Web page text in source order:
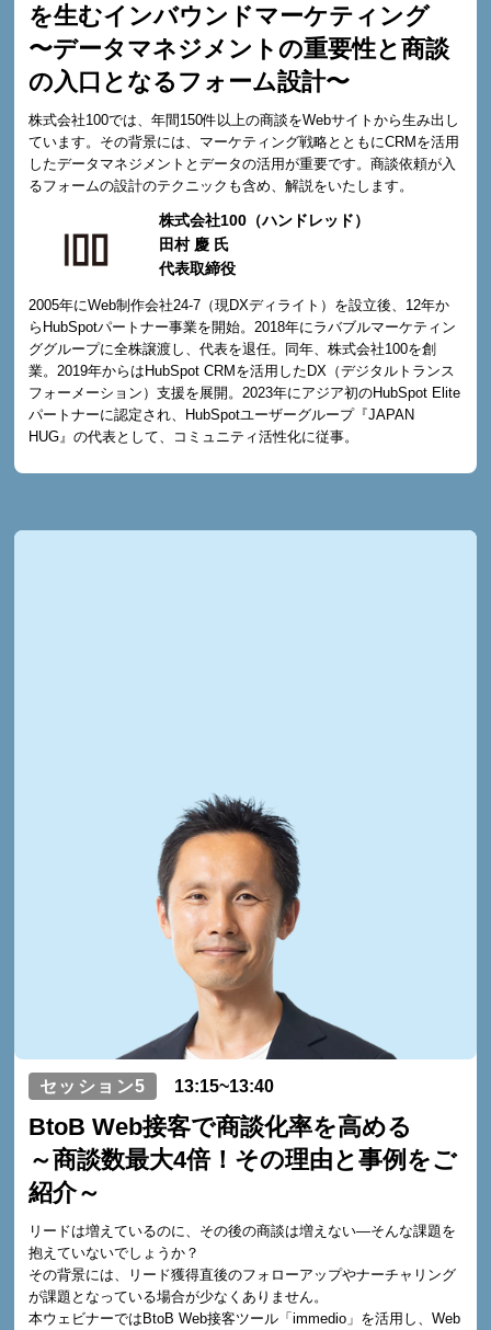
を生むインバウンドマーケティング
〜データマネジメントの重要性と商談
の入口となるフォーム設計〜
株式会社100では、年間150件以上の商談をWebサイトから生み出し
ています。その背景には、マーケティング戦略とともにCRMを活用
したデータマネジメントとデータの活用が重要です。商談依頼が入
るフォームの設計のテクニックも含め、解説をいたします。
株式会社100（ハンドレッド）
田村 慶 氏
代表取締役
2005年にWeb制作会社24-7（現DXディライト）を設立後、12年か
らHubSpotパートナー事業を開始。2018年にラバブルマーケティン
ググループに全株譲渡し、代表を退任。同年、株式会社100を創
業。2019年からはHubSpot CRMを活用したDX（デジタルトランス
フォーメーション）支援を展開。2023年にアジア初のHubSpot Elite
パートナーに認定され、HubSpotユーザーグループ『JAPAN
HUG』の代表として、コミュニティ活性化に従事。
セッション5 13:15~13:40
BtoB Web接客で商談化率を高める
～商談数最大4倍！その理由と事例をご
紹介～
リードは増えているのに、その後の商談は増えない—そんな課題を
抱えていないでしょうか？
その背景には、リード獲得直後のフォローアップやナーチャリング
が課題となっている場合が少なくありません。
本ウェビナーではBtoB Web接客ツール「immedio」を活用し、Web